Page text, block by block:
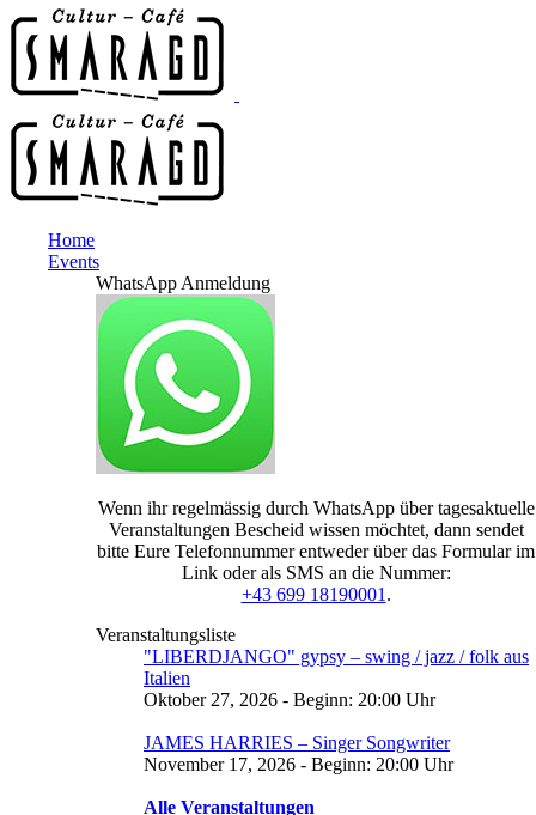
Home
Events
WhatsApp Anmeldung
Wenn ihr regelmässig durch WhatsApp über tagesaktuelle
Veranstaltungen Bescheid wissen möchtet, dann sendet
bitte Eure Telefonnummer entweder über das Formular im
Link oder als SMS an die Nummer:
+43 699 18190001 .
Veranstaltungsliste
"LIBERDJANGO" gypsy – swing / jazz / folk aus
Italien
Oktober 27, 2026 - Beginn: 20:00 Uhr
JAMES HARRIES – Singer Songwriter
November 17, 2026 - Beginn: 20:00 Uhr
Alle Veranstaltungen